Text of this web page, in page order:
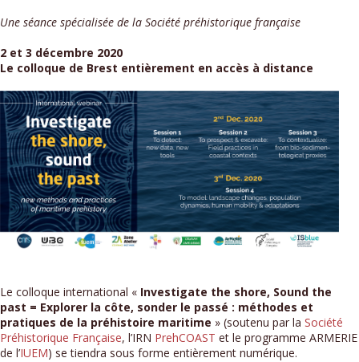
Une séance spécialisée de la Société préhistorique française
2 et 3 décembre 2020
Le colloque de Brest entièrement en accès à distance
Le colloque international « Investigate the shore, Sound the
past = Explorer la côte, sonder le passé : méthodes et
pratiques de la préhistoire maritime » (soutenu par la Société
Préhistorique Française, l’IRN PrehCOAST et le programme ARMERIE
de l’IUEM) se tiendra sous forme entièrement numérique.